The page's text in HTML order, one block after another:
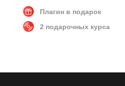
Плагин в подарок
2 подарочных курса